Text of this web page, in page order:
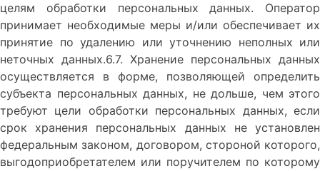
целям обработки персональных данных. Оператор
принимает необходимые меры и/или обеспечивает их
принятие по удалению или уточнению неполных или
неточных данных.6.7. Хранение персональных данных
осуществляется в форме, позволяющей определить
субъекта персональных данных, не дольше, чем этого
требуют цели обработки персональных данных, если
срок хранения персональных данных не установлен
федеральным законом, договором, стороной которого,
выгодоприобретателем или поручителем по которому